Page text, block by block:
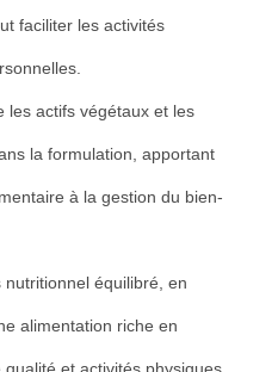
faciliter les activités
les actifs végétaux et les
la formulation, apportant
à la gestion du bien-
nutritionnel équilibré, en
alimentation riche en
et activités physiques